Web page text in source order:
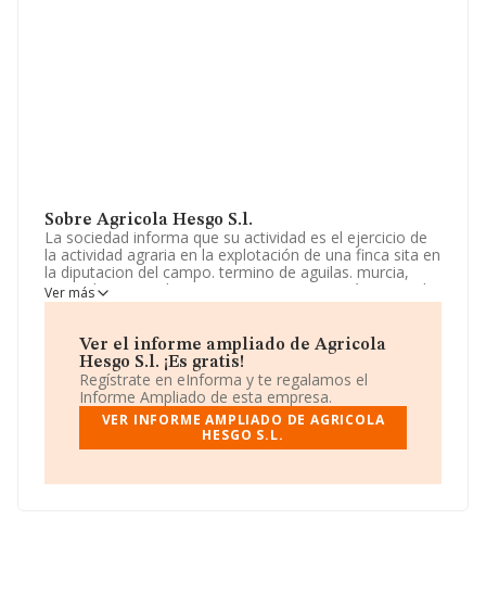
Sobre Agricola Hesgo S.l.
La sociedad informa que su actividad es el ejercicio de
la actividad agraria en la explotación de una finca sita en
la diputacion del campo. termino de aguilas. murcia,
paraje barranco de tortosa. La empresa está registrada
como Sociedad Limitada. Clasifica su actividad CNAE
0161. No realiza actividad de importación y/o
exportación.
La plantilla se ha mantenido igual y según las cifras
existentes en la base de datos de INFORMA, el número
de empleados ha estado por encima de la media de
sector.
Su email esqinesasamsungs8@qmail.com.
Ver más
Ver el informe ampliado de Agricola
Hesgo S.l. ¡Es gratis!
Regístrate en eInforma y te regalamos el
Informe Ampliado de esta empresa.
VER INFORME AMPLIADO DE AGRICOLA
HESGO S.L.